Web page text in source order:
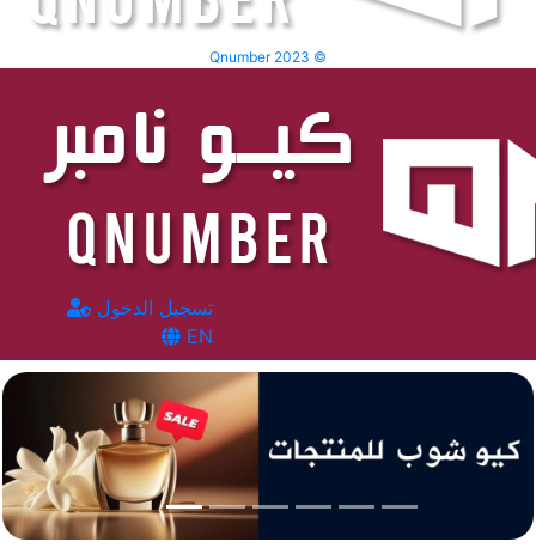
Qnumber 2023 ©
تسجيل الدخول
EN